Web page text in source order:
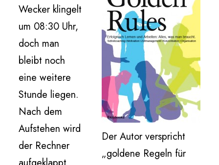
Der Autor verspricht
„goldene Regeln für
Wecker klingelt
um 08:30 Uhr,
doch man
bleibt noch
eine weitere
Stunde liegen.
Nach dem
Aufstehen wird
der Rechner